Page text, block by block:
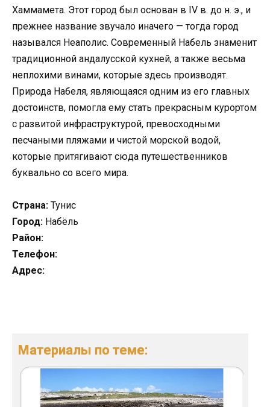
Хаммамета. Этот город был основан в IV в. до н. э., и
прежнее название звучало иначего — тогда город
назывался Неаполис. Современный Набель знаменит
традиционной андалусской кухней, а также весьма
неплохими винами, которые здесь производят.
Природа Набеля, являющаяся одним из его главных
достоинств, помогла ему стать прекрасным курортом
с развитой инфраструктурой, превосходными
песчаными пляжами и чистой морской водой,
которые притягивают сюда путешественников
буквально со всего мира.
Страна: Тунис
Город: Набёль
Район:
Телефон:
Адрес:
Материалы по теме: